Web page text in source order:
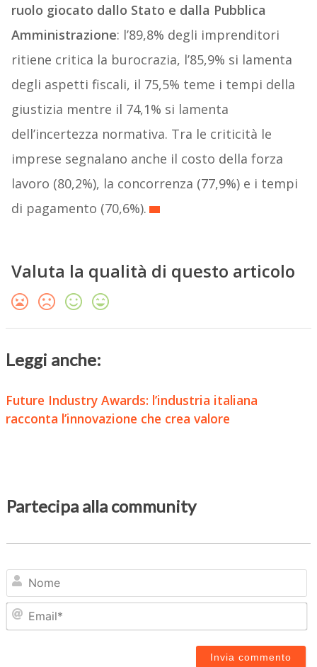
ruolo giocato dallo Stato e dalla Pubblica
Amministrazione: l’89,8% degli imprenditori
ritiene critica la burocrazia, l’85,9% si lamenta
degli aspetti fiscali, il 75,5% teme i tempi della
giustizia mentre il 74,1% si lamenta
dell’incertezza normativa. Tra le criticità le
imprese segnalano anche il costo della forza
lavoro (80,2%), la concorrenza (77,9%) e i tempi
di pagamento (70,6%).
Valuta la qualità di questo articolo
Leggi anche:
Future Industry Awards: l’industria italiana
racconta l’innovazione che crea valore
Partecipa alla community